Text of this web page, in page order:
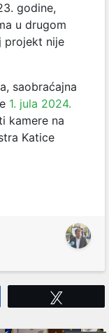
godine,
u drugom
projekt nije
saobraćajna
1. jula 2024.
kamere na
Katice